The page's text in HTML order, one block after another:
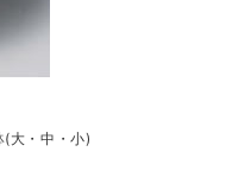
大・中・小)